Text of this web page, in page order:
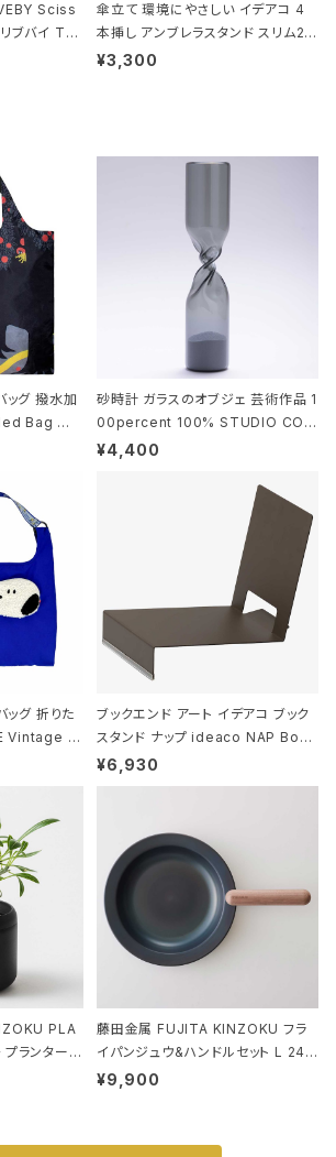
Sciss
ブバイ TL
ド
傘立て 環境にやさしい イデアコ 4
本挿し アンブレラスタンド スリム2 i
deaco Umbrella Stand slim2 s
¥3,300
ッグ 撥水加
Bag ロ
グ MOOMI
砂時計 ガラスのオブジェ 芸術作品 1
00percent 100% STUDIO COH
AKU Timeless 100パーセント ス
¥4,400
グ 折りた
Vintage P
mid 84
ス
ブックエンド アート イデアコ ブック
スタンド ナップ ideaco NAP Book
stand ブラウン
¥6,930
PLA
ランターポ
藤田金属 FUJITA KINZOKU フラ
イパンジュウ&ハンドルセット L 24c
m ガス火・IH対応 鉄フライパン ウォ
¥9,900